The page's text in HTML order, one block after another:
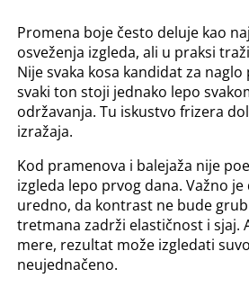
Promena boje često deluje kao
osveženja izgleda, ali u praksi
Nije svaka kosa kandidat za
svaki ton stoji jednako lepo
održavanja. Tu iskustvo frizera
izražaja.
Kod pramenova i balejaža nije
izgleda lepo prvog dana. Važno
uredno, da kontrast ne bude
tretmana zadrži elastičnost i sjaj.
mere, rezultat može izgledati
neujednačeno.